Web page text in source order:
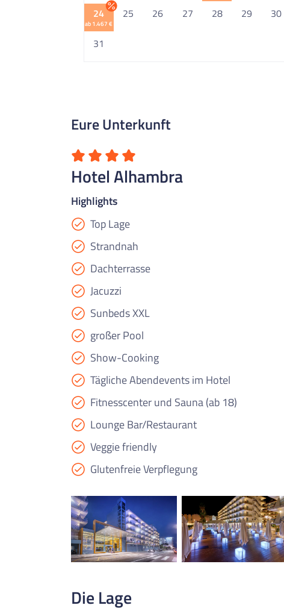
0 Reise/n auf deiner Merkliste
Keine Reisen auf der Merkliste
24
ab 1.467 €
25 26 27 28 29 30
31
Eure Unterkunft
Hotel Alhambra
Highlights
Top Lage
Strandnah
Dachterrasse
Jacuzzi
Sunbeds XXL
großer Pool
Show-Cooking
Tägliche Abendevents im Hotel
Fitnesscenter und Sauna (ab 18)
Lounge Bar/Restaurant
Veggie friendly
Glutenfreie Verpflegung
Die Lage